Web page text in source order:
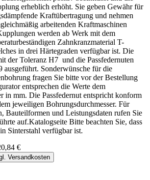
erheblich erhöht. Sie geben Gewähr für
Kraftübertragung und nehmen
arbeitenden Kraftmaschinen
werden ab Werk mit dem
Zahnkranzmaterial T-
in drei Härtegraden verfügbar ist. Die
der Toleranz H7 und die Passfedernuten
ausgeführt. Sonderwünsche für die
fragen Sie bitte vor der Bestellung
entsprechen die Werte dem
in mm. Die Passfedernut entspricht konform
jeweiligen Bohrungsdurchmesser. Für
Bauteilformen und Leistungsdaten rufen Sie
auf.Katalogseite Bitte beachten Sie, dass
Sinterstahl verfügbar ist.
€
Versandkosten